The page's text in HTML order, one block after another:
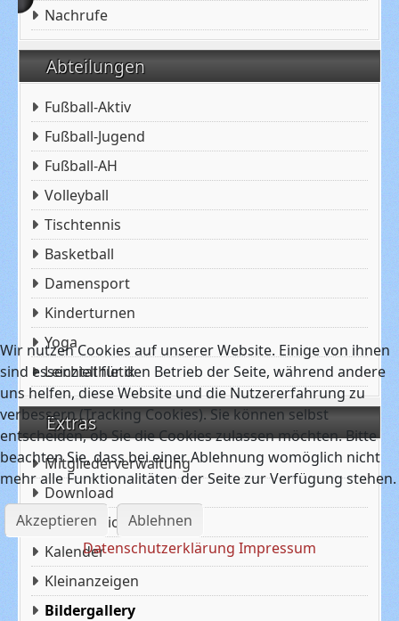
Nachrufe
Abteilungen
Fußball-Aktiv
Fußball-Jugend
Fußball-AH
Volleyball
Tischtennis
Basketball
Damensport
Kinderturnen
Yoga
Leichtathletik
Extras
Mitgliederverwaltung
Download
Kooperation
Kalender
Kleinanzeigen
Bildergallery
Wir nutzen Cookies auf unserer Website. Einige von ihnen
sind essenziell für den Betrieb der Seite, während andere
uns helfen, diese Website und die Nutzererfahrung zu
verbessern (Tracking Cookies). Sie können selbst
entscheiden, ob Sie die Cookies zulassen möchten. Bitte
beachten Sie, dass bei einer Ablehnung womöglich nicht
mehr alle Funktionalitäten der Seite zur Verfügung stehen.
Akzeptieren
Ablehnen
Datenschutzerklärung Impressum